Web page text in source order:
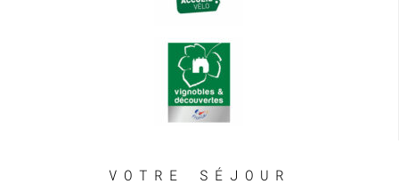
VOTRE SÉJOUR